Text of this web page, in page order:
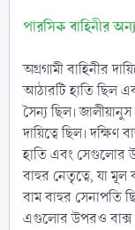
পারসিক বাহিনীর
অগ্রগামী বাহিনীর
আঠারটি হাতি ছিল
সৈন্য ছিল।
দায়িত্বে ছিল। দক্ষিণ
হাতি এবং সেগুলোর
বাহুর নেতৃত্বে, যা মূল
বাম বাহুর সেনাপতি
এগুলোর উপরও বাক্স